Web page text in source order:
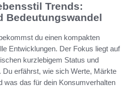
Trends:
Bedeutungswandel
du einen kompakten
Entwicklungen. Der Fokus liegt auf
kurzlebigem Status und
Du erfährst, wie sich Werte, Märkte
was das für dein Konsumverhalten